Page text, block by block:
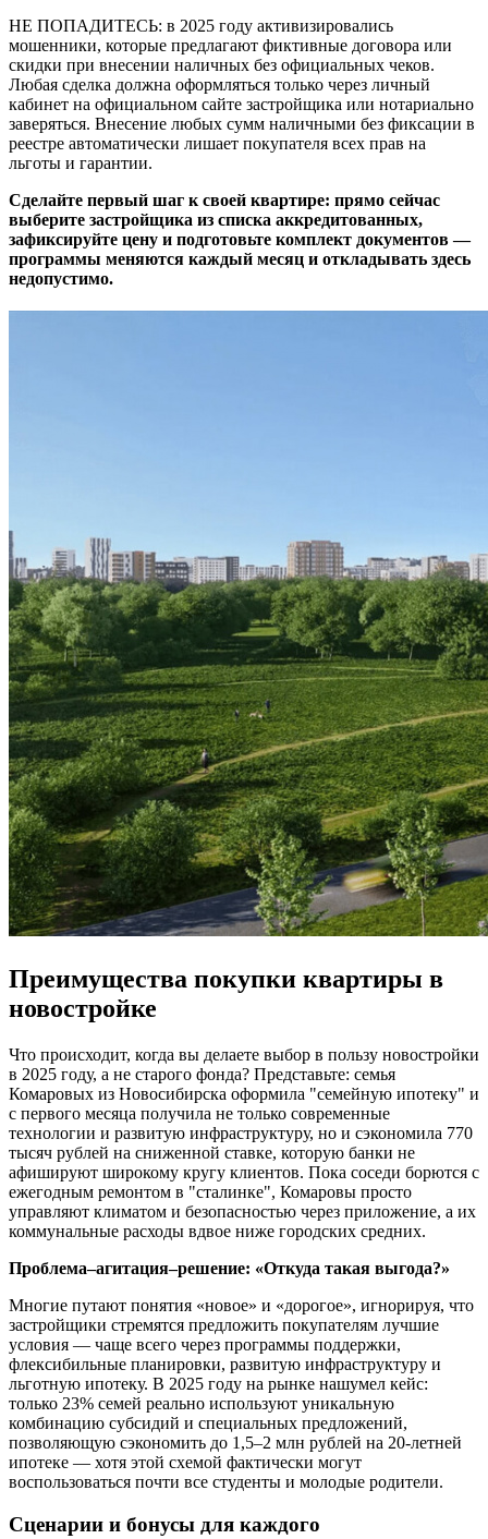
НЕ ПОПАДИТЕСЬ: в 2025 году активизировались
мошенники, которые предлагают фиктивные договора или
скидки при внесении наличных без официальных чеков.
Любая сделка должна оформляться только через личный
кабинет на официальном сайте застройщика или нотариально
заверяться. Внесение любых сумм наличными без фиксации в
реестре автоматически лишает покупателя всех прав на
льготы и гарантии.
Сделайте первый шаг к своей квартире: прямо сейчас
выберите застройщика из списка аккредитованных,
зафиксируйте цену и подготовьте комплект документов —
программы меняются каждый месяц и откладывать здесь
недопустимо.
Преимущества покупки квартиры в
новостройке
Что происходит, когда вы делаете выбор в пользу новостройки
в 2025 году, а не старого фонда? Представьте: семья
Комаровых из Новосибирска оформила "семейную ипотеку" и
с первого месяца получила не только современные
технологии и развитую инфраструктуру, но и сэкономила 770
тысяч рублей на сниженной ставке, которую банки не
афишируют широкому кругу клиентов. Пока соседи борются с
ежегодным ремонтом в "сталинке", Комаровы просто
управляют климатом и безопасностью через приложение, а их
коммунальные расходы вдвое ниже городских средних.
Проблема–агитация–решение: «Откуда такая выгода?»
Многие путают понятия «новое» и «дорогое», игнорируя, что
застройщики стремятся предложить покупателям лучшие
условия — чаще всего через программы поддержки,
флексибильные планировки, развитую инфраструктуру и
льготную ипотеку. В 2025 году на рынке нашумел кейс:
только 23% семей реально используют уникальную
комбинацию субсидий и специальных предложений,
позволяющую сэкономить до 1,5–2 млн рублей на 20-летней
ипотеке — хотя этой схемой фактически могут
воспользоваться почти все студенты и молодые родители.
Сценарии и бонусы для каждого